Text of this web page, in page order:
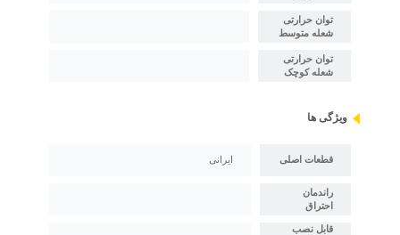
توان حرارتی
شعله متوسط
توان حرارتی
شعله کوچک
ویژگی ها
قطعات اصلی ایرانی
راندمان
احتراق
قابل نصب